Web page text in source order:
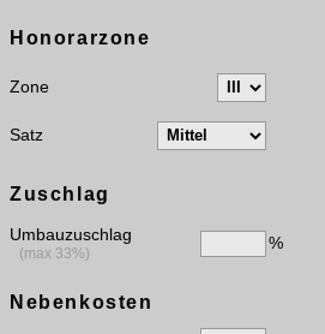
Honorarzone
Zone
Satz
Zuschlag
Umbauzuschlag
(max 33%)
%
Nebenkosten